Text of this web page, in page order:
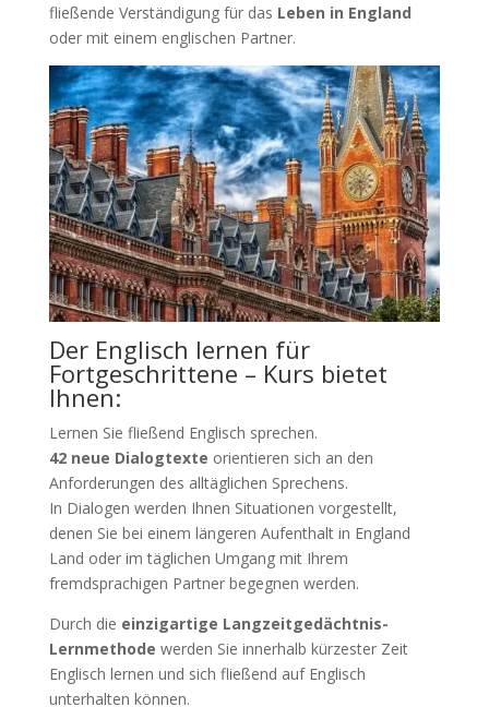
fließende Verständigung für das Leben in England
oder mit einem englischen Partner.
Der Englisch lernen für
Fortgeschrittene – Kurs bietet
Ihnen:
Lernen Sie fließend Englisch sprechen.
42 neue Dialogtexte orientieren sich an den
Anforderungen des alltäglichen Sprechens.
In Dialogen werden Ihnen Situationen vorgestellt,
denen Sie bei einem längeren Aufenthalt in England
Land oder im täglichen Umgang mit Ihrem
fremdsprachigen Partner begegnen werden.
Durch die einzigartige Langzeitgedächtnis-
Lernmethode werden Sie innerhalb kürzester Zeit
Englisch lernen und sich fließend auf Englisch
unterhalten können.